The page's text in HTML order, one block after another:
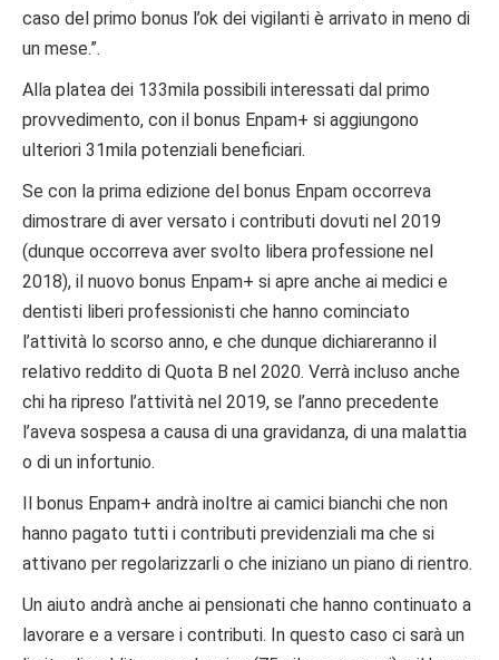
caso del primo bonus l’ok dei vigilanti è arrivato in meno di
un mese.”.
Alla platea dei 133mila possibili interessati dal primo
provvedimento, con il bonus Enpam+ si aggiungono
ulteriori 31mila potenziali beneficiari.
Se con la prima edizione del bonus Enpam occorreva
dimostrare di aver versato i contributi dovuti nel 2019
(dunque occorreva aver svolto libera professione nel
2018), il nuovo bonus Enpam+ si apre anche ai medici e
dentisti liberi professionisti che hanno cominciato
l’attività lo scorso anno, e che dunque dichiareranno il
relativo reddito di Quota B nel 2020. Verrà incluso anche
chi ha ripreso l’attività nel 2019, se l’anno precedente
l’aveva sospesa a causa di una gravidanza, di una malattia
o di un infortunio.
Il bonus Enpam+ andrà inoltre ai camici bianchi che non
hanno pagato tutti i contributi previdenziali ma che si
attivano per regolarizzarli o che iniziano un piano di rientro.
Un aiuto andrà anche ai pensionati che hanno continuato a
lavorare e a versare i contributi. In questo caso ci sarà un